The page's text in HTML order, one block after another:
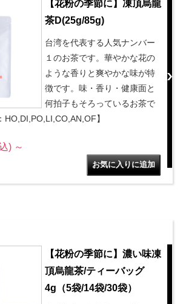
【花粉の季節に】凍頂烏龍
茶D(25g/85g)
台湾を代表する人気ナンバー
１のお茶です。華やかな花の
ような香りと爽やかな味が特
徴です。味・香り・健康面と
何拍子もそろっているお茶で
】
) ～
【花粉の季節に】濃い味凍
頂烏龍茶/ティーバッグ
4g（5袋/14袋/30袋）